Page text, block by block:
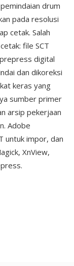
drum
pada resolusi
cetak. Salah
file SCT
digital
dan dikoreksi
keras yang
sumber primer
arsip pekerjaan
Adobe
untuk impor, dan
XnView,